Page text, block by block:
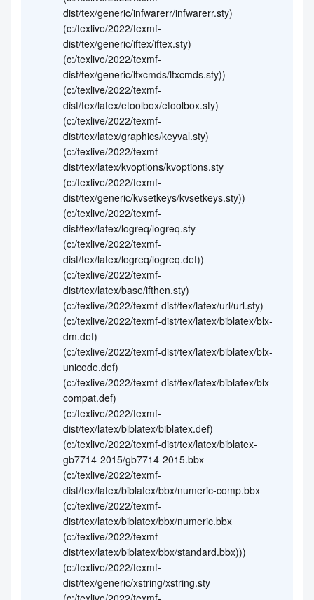
dist/tex/generic/infwarerr/infwarerr.sty)
(c:/texlive/2022/texmf-
dist/tex/generic/iftex/iftex.sty)
(c:/texlive/2022/texmf-
dist/tex/generic/ltxcmds/ltxcmds.sty))
(c:/texlive/2022/texmf-
dist/tex/latex/etoolbox/etoolbox.sty)
(c:/texlive/2022/texmf-
dist/tex/latex/graphics/keyval.sty)
(c:/texlive/2022/texmf-
dist/tex/latex/kvoptions/kvoptions.sty
(c:/texlive/2022/texmf-
dist/tex/generic/kvsetkeys/kvsetkeys.sty))
(c:/texlive/2022/texmf-
dist/tex/latex/logreq/logreq.sty
(c:/texlive/2022/texmf-
dist/tex/latex/logreq/logreq.def))
(c:/texlive/2022/texmf-
dist/tex/latex/base/ifthen.sty)
(c:/texlive/2022/texmf-dist/tex/latex/url/url.sty)
(c:/texlive/2022/texmf-dist/tex/latex/biblatex/blx-
dm.def)
(c:/texlive/2022/texmf-dist/tex/latex/biblatex/blx-
unicode.def)
(c:/texlive/2022/texmf-dist/tex/latex/biblatex/blx-
compat.def)
(c:/texlive/2022/texmf-
dist/tex/latex/biblatex/biblatex.def)
(c:/texlive/2022/texmf-dist/tex/latex/biblatex-
gb7714-2015/gb7714-2015.bbx
(c:/texlive/2022/texmf-
dist/tex/latex/biblatex/bbx/numeric-comp.bbx
(c:/texlive/2022/texmf-
dist/tex/latex/biblatex/bbx/numeric.bbx
(c:/texlive/2022/texmf-
dist/tex/latex/biblatex/bbx/standard.bbx)))
(c:/texlive/2022/texmf-
dist/tex/generic/xstring/xstring.sty